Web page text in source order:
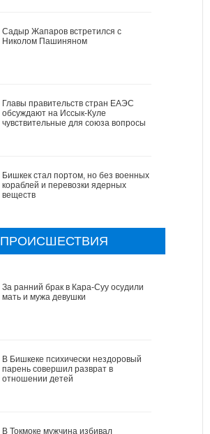
Садыр Жапаров встретился с
Николом Пашиняном
Главы правительств стран ЕАЭС
обсуждают на Иссык-Куле
чувствительные для союза вопросы
Бишкек стал портом, но без военных
кораблей и перевозки ядерных
веществ
ПРОИСШЕСТВИЯ
За ранний брак в Кара-Суу осудили
мать и мужа девушки
В Бишкеке психически нездоровый
парень совершил разврат в
отношении детей
В Токмоке мужчина избивал